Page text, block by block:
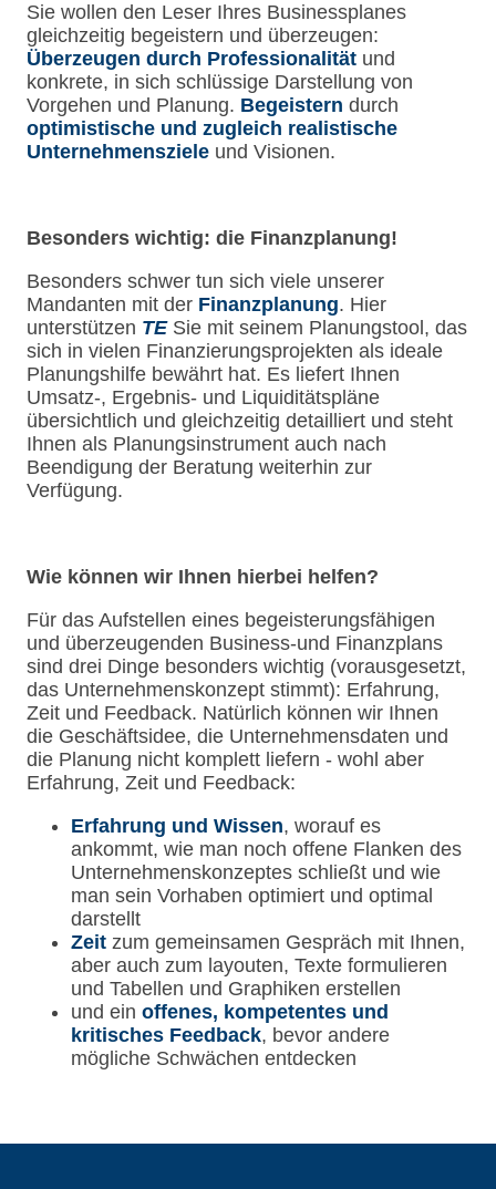
Sie wollen den Leser Ihres Businessplanes
gleichzeitig begeistern und überzeugen:
Überzeugen durch Professionalität und
konkrete, in sich schlüssige Darstellung von
Vorgehen und Planung. Begeistern durch
optimistische und zugleich realistische
Unternehmensziele und Visionen.
Besonders wichtig: die Finanzplanung!
Besonders schwer tun sich viele unserer
Mandanten mit der Finanzplanung. Hier
unterstützen TESie mit seinem Planungstool, das
sich in vielen Finanzierungsprojekten als ideale
Planungshilfe bewährt hat. Es liefert Ihnen
Umsatz-, Ergebnis- und Liquiditätspläne
übersichtlich und gleichzeitig detailliert und steht
Ihnen als Planungsinstrument auch nach
Beendigung der Beratung weiterhin zur
Verfügung.
Wie können wir Ihnen hierbei helfen?
Für das Aufstellen eines begeisterungsfähigen
und überzeugenden Business-und Finanzplans
sind drei Dinge besonders wichtig (vorausgesetzt,
das Unternehmenskonzept stimmt): Erfahrung,
Zeit und Feedback. Natürlich können wir Ihnen
die Geschäftsidee, die Unternehmensdaten und
die Planung nicht komplett liefern - wohl aber
Erfahrung, Zeit und Feedback:
Erfahrung und Wissen, worauf es
ankommt, wie man noch offene Flanken des
Unternehmenskonzeptes schließt und wie
man sein Vorhaben optimiert und optimal
darstellt
Zeit zum gemeinsamen Gespräch mit Ihnen,
aber auch zum layouten, Texte formulieren
und Tabellen und Graphiken erstellen
und ein offenes, kompetentes und
kritisches Feedback, bevor andere
mögliche Schwächen entdecken